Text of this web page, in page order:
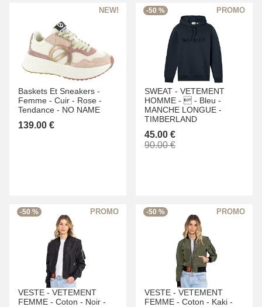
Baskets Et Sneakers -
Femme - Cuir - Rose -
Tendance - NO NAME
139.00 €
-50 %
SWEAT - VETEMENT
HOMME -  - Bleu -
MANCHE LONGUE -
TIMBERLAND
45.00 €
90.00 €
-50 %
VESTE - VETEMENT
FEMME - Coton - Noir -
-50 %
VESTE - VETEMENT
FEMME - Coton - Kaki -